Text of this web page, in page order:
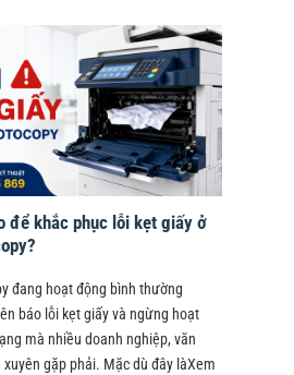
để khắc phục lỗi kẹt giấy ở
đang hoạt động bình thường
báo lỗi kẹt giấy và ngừng hoạt
mà nhiều doanh nghiệp, văn
gặp phải. Mặc dù đây làXem